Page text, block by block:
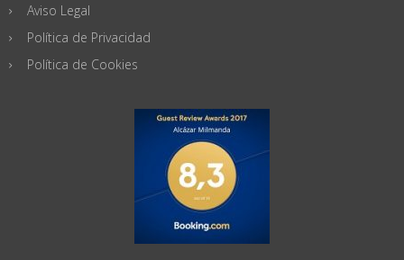
Aviso Legal
Política de Privacidad
Política de Cookies